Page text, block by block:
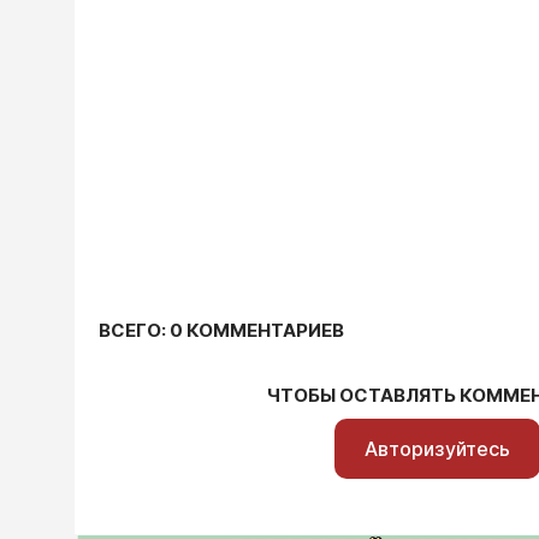
ВСЕГО: 0 КОММЕНТАРИЕВ
ЧТОБЫ ОСТАВЛЯТЬ
Авторизуйтесь